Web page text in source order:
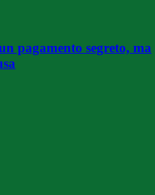
pagamento segreto, ma